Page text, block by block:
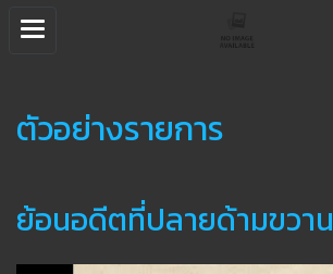
ตัวอย่างรายการ
ย้อนอดีตที่ปลายด้ามขวาน